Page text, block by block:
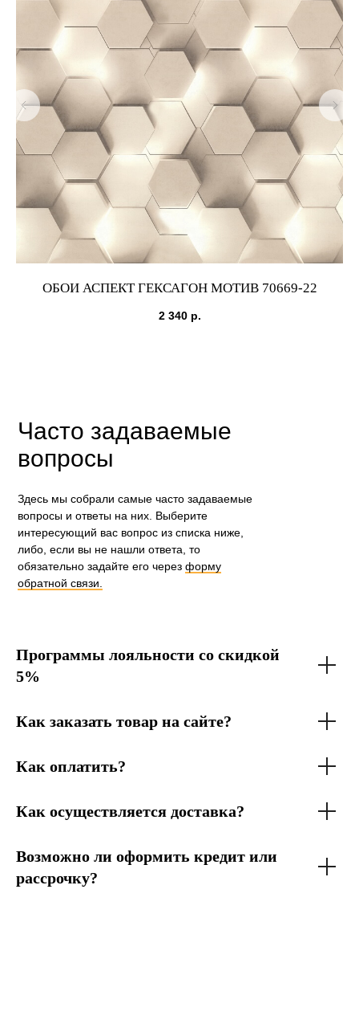
ОБОИ АСПЕКТ ГЕКСАГОН МОТИВ 70669-22
2 340 р.
Часто задаваемые
вопросы
Здесь мы собрали самые часто задаваемые
вопросы и ответы на них. Выберите
интересующий вас вопрос из списка ниже,
либо, если вы не нашли ответа, то
обязательно задайте его черезформу
обратной связи.
Программы лояльности со скидкой
5%
Как заказать товар на сайте?
Как оплатить?
Как осуществляется доставка?
Возможно ли оформить кредит или
рассрочку?